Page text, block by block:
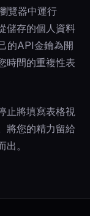
覽器中運行
儲存的個人資料
的API金鑰為開
時間的重複性表
止將填寫表格視
將您的精力留給
。